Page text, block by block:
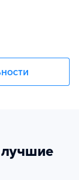
лучшие